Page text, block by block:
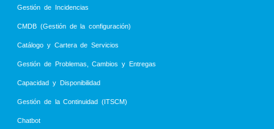
Gestión de Incidencias
CMDB (Gestión de la configuración)
Catálogo y Cartera de Servicios
Gestión de Problemas, Cambios y Entregas
Capacidad y Disponibilidad
Gestión de la Continuidad (ITSCM)
Chatbot